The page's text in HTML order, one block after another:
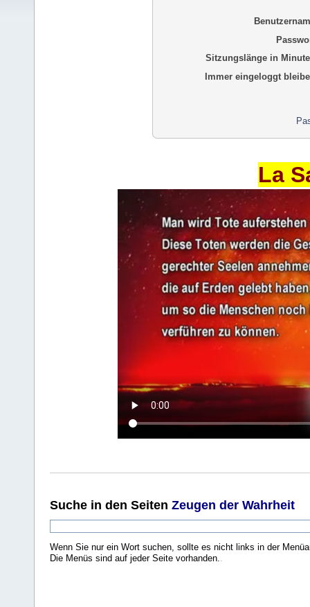
Sitzungslänge in
Immer eingeloggt
La
Suche in den Seiten Zeugen der Wahrheit
Wenn Sie nur ein Wort suchen, sollte es nicht links in der
Die Menüs sind auf jeder Seite vorhanden.